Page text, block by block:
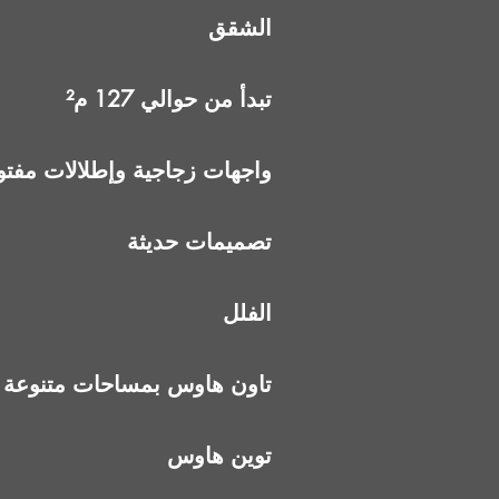
الشقق
تبدأ من حوالي 127 م²
واجهات زجاجية وإطلالات
تصميمات حديثة
الفلل
تاون هاوس بمساحات متنوعة
توين هاوس